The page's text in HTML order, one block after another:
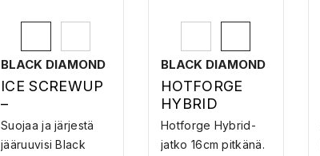
BLACK DIAMOND
ICE SCREWUP
–
JÄÄRUUVIPUS
SI
Suojaa ja järjestä
jääruuvisi Black
BLACK DIAMOND
HOTFORGE
HYBRID
QUICKDRAW
16CM – JATKO
Hotforge Hybrid-
jatko 16cm pitkänä.